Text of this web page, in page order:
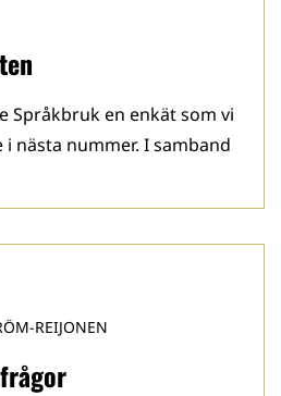
Språkbruk en enkät som vi
nästa nummer. I samband
REIJONEN